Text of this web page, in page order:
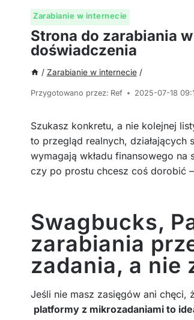
Zarabianie w internecie
Strona do zarabiania
doświadczenia
/ Zarabianie w internecie /
Przygotowano przez: Ref 2025-07-18
Szukasz konkretu, a nie kolejnej
to przegląd realnych, działających
wymagają wkładu finansowego
czy po prostu chcesz coś dorobić
Swagbucks,
zarabiania
zadania, a nie
Jeśli nie masz zasięgów ani
platformy z mikrozadaniami to